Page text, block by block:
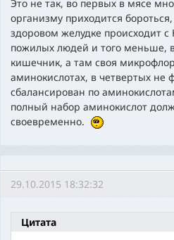
Это не так, во первых в мясе
организму приходится
здоровом желудке происходит
пожилых людей и того меньше,
кишечник, а там своя
аминокислотах, в четвертых не
сбалансирован по
полный набор аминокислот
своевременно.
29.10.2015 18:32:32
Цитата